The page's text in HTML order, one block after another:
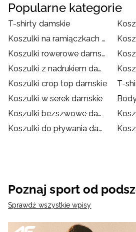
Popularne kategorie
T-shirty damskie
Koszulki na ramiączkach damskie
Koszulki rowerowe damskie
Koszulki z nadrukiem damskie
Koszulki crop top damskie
T-
Koszulki w serek damskie
Koszulki bezszwowe damskie
Koszulki do pływania damskie
Poznaj sport od
Sprawdź wszystkie wpisy